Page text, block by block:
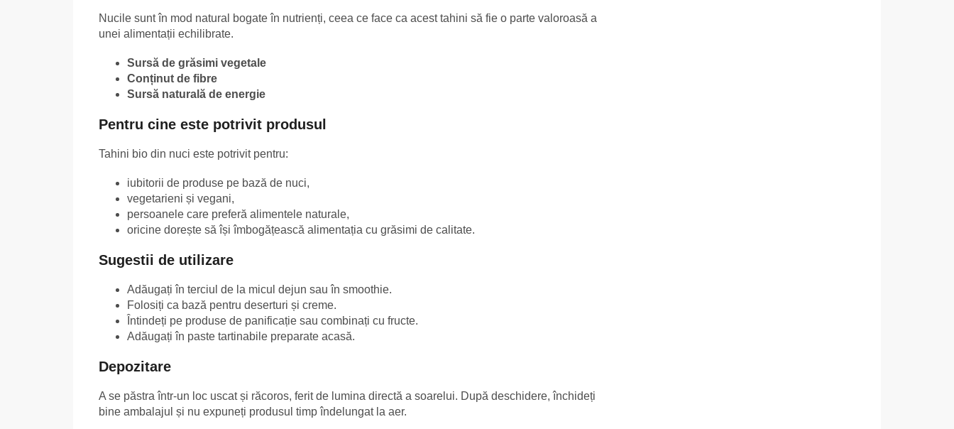
Nucile sunt în mod natural bogate în nutrienți, ceea ce face ca acest tahini să fie o parte valoroasă a
unei alimentații echilibrate.
Sursă de grăsimi vegetale
Conținut de fibre
Sursă naturală de energie
Pentru cine este potrivit produsul
Tahini bio din nuci este potrivit pentru:
iubitorii de produse pe bază de nuci,
vegetarieni și vegani,
persoanele care preferă alimentele naturale,
oricine dorește să își îmbogățească alimentația cu grăsimi de calitate.
Sugestii de utilizare
Adăugați în terciul de la micul dejun sau în smoothie.
Folosiți ca bază pentru deserturi și creme.
Întindeți pe produse de panificație sau combinați cu fructe.
Adăugați în paste tartinabile preparate acasă.
Depozitare
A se păstra într-un loc uscat și răcoros, ferit de lumina directă a soarelui. După deschidere, închideți
bine ambalajul și nu expuneți produsul timp îndelungat la aer.